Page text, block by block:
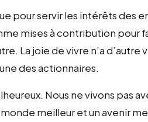
pour servir les intérêts des
mises à contribution pour
La joie de vivre n’a d’autre
des actionnaires.
Nous ne vivons pas
meilleur et un avenir